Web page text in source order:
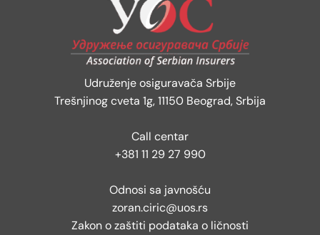
Udruženje osiguravača Srbije
Trešnjinog cveta 1g, 11150 Beograd, Srbija
Call centar
+381 11 29 27 990
Odnosi sa javnošću
zoran.ciric@uos.rs
Zakon o zaštiti podataka o ličnosti